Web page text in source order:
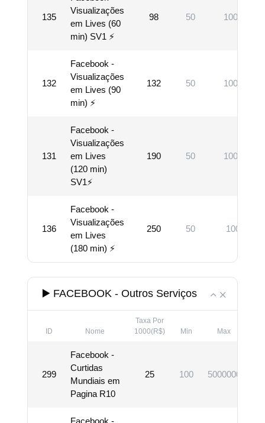
135
Visualizações
em Lives (60
min) SV1 ⚡
98 50 10000
132
Facebook -
Visualizações
em Lives (90
min) ⚡
132 50 10000
131
Facebook -
Visualizações
em Lives
(120 min)
SV1⚡
190 50 10000
136
Facebook -
Visualizações
em Lives
(180 min) ⚡
250 50 1000
▶️ FACEBOOK - Outros Serviços
ID Nome
Taxa Por
1000(R$)
Min Max
299
Facebook -
Curtidas
Mundiais em
Pagina R10
25 100 5000000
Facebook -